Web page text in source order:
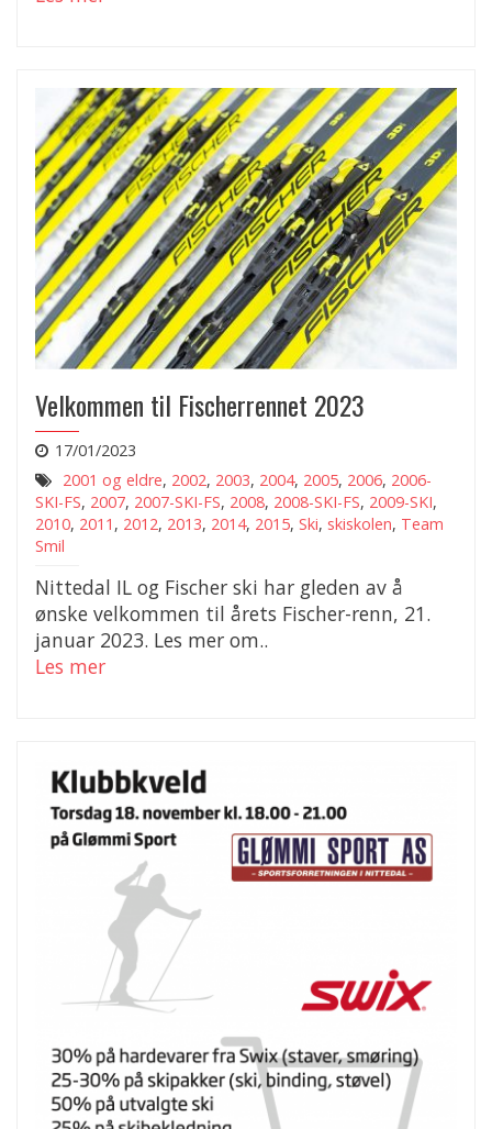
Velkommen til Fischerrennet 2023
17/01/2023
2001 og eldre, 2002, 2003, 2004, 2005, 2006, 2006-
SKI-FS, 2007, 2007-SKI-FS, 2008, 2008-SKI-FS, 2009-SKI,
2010, 2011 , 2012, 2013, 2014, 2015, Ski, skiskolen, Team
Smil
Nittedal IL og Fischer ski har gleden av å
ønske velkommen til årets Fischer-renn, 21.
januar 2023. Les mer om..
Les mer